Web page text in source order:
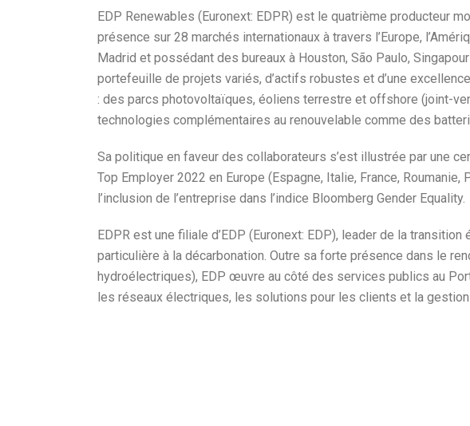
EDP Renewables (Euronext: EDPR) est le quatrième producteur
présence sur 28 marchés internationaux à travers l’Europe,
Madrid et possédant des bureaux à Houston, São Paulo,
portefeuille de projets variés, d’actifs robustes et d’une
: des parcs photovoltaïques, éoliens terrestre et offshore (joint-
technologies complémentaires au renouvelable comme des
Sa politique en faveur des collaborateurs s’est illustrée par une
Top Employer 2022 en Europe (Espagne, Italie, France,
l’inclusion de l’entreprise dans l’indice Bloomberg Gender Equality.
EDPR est une filiale d’EDP (Euronext: EDP), leader de la
particulière à la décarbonation. Outre sa forte présence dans le
hydroélectriques), EDP œuvre au côté des services publics au
les réseaux électriques, les solutions pour les clients et la gestion